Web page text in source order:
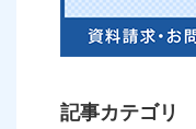
記事カテゴリ